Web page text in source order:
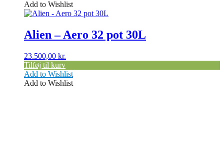
Add to Wishlist
Alien – Aero 32 pot 30L
23.500,00 kr.
Tilføj til kurv
Add to Wishlist
Add to Wishlist